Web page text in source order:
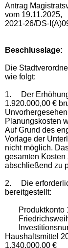
Antrag
vom 19.11.2025,
2021-26/DS-
Beschlusslage:
Die
wie folgt:
1.
Der
1.920.000,00 €
Planungskosten
Auf Grund des
Vorlage der
nicht möglich.
gesamten
abschließend zu
2.
Die
bereitgestellt:
Produktkonto
1.340.000,00 €